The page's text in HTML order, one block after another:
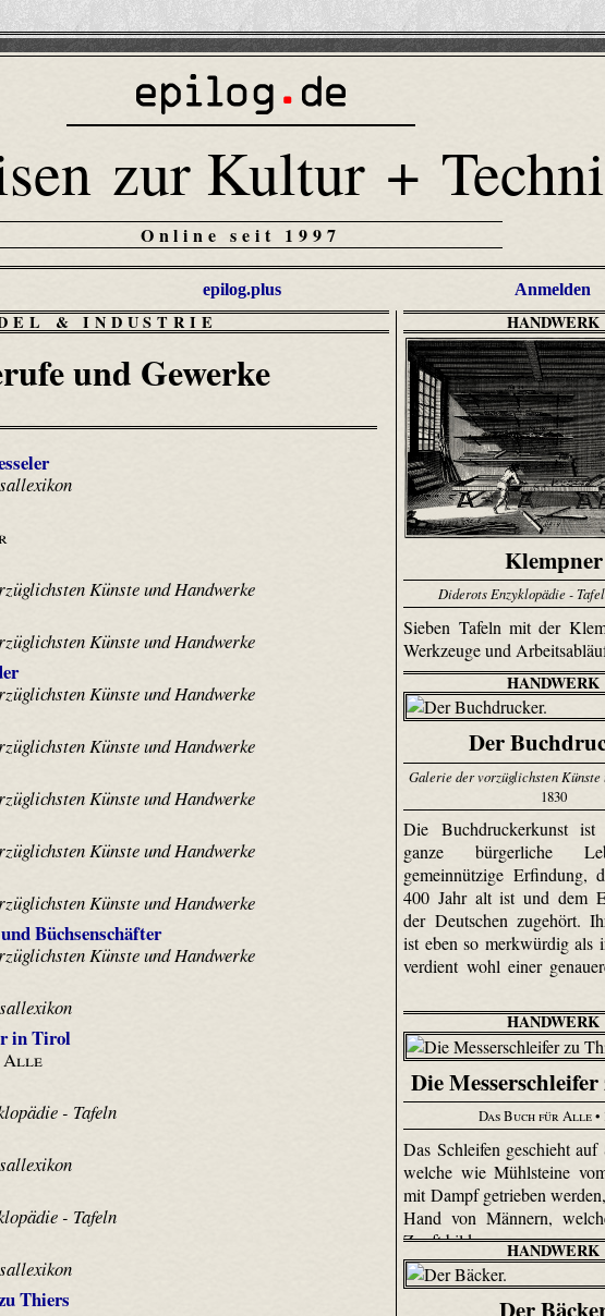
zur Kultur +
Online seit 1997
epilog.plus Anmelden
& INDUSTRIE
und Gewerke
Künste und Handwerke
Künste und Handwerke
Künste und Handwerke
Künste und Handwerke
Künste und Handwerke
Künste und Handwerke
Künste und Handwerke
Büchsenschäfter
Künste und Handwerke
in Tirol
Alle
- Tafeln
- Tafeln
Thiers
HANDWERK
Klempner
Diderots Enzyklopädie -
Sieben Tafeln mit der
Werkzeuge und
HANDWERK
Der
Galerie der vorzüglichsten Künste
1830
Die Buchdruckerkunst
ganze bürgerliche
gemeinnützige Erfindung,
400 Jahr alt ist und dem
der Deutschen zugehört.
ist eben so merkwürdig als
verdient wohl einer
HANDWERK
Die
Das Buch für Alle•
Das Schleifen geschieht auf
welche wie Mühlsteine
mit Dampf getrieben
Hand von Männern,
Zunft bilden. HANDWERK